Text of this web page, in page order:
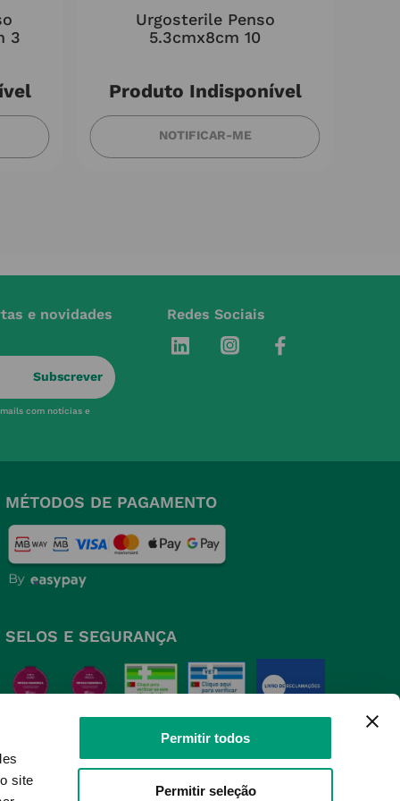
site
Permitir todos
Permitir seleção
3
Urgosterile Penso
5.3cmx8cm 10
Produto Indisponível
NOTIFICAR-ME
e novidades
Subscrever
com notícias e
Redes Sociais
MÉTODOS DE PAGAMENTO
SELOS E SEGURANÇA